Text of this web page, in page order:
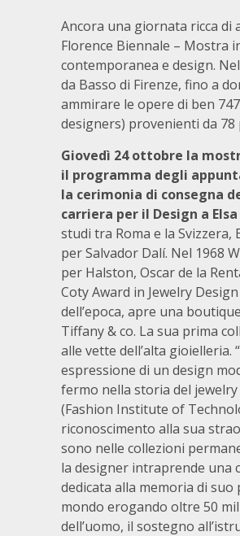
Ancora una giornata ricca di
Florence Biennale – Mostra
contemporanea e design.
da Basso di Firenze, fino a
ammirare le opere di ben
designers) provenienti da
Giovedì 24 ottobre la
il programma degli
la cerimonia di consegna
carriera per il Design a
studi tra Roma e la
per Salvador Dalí. Nel 1968
per Halston, Oscar de la
Coty Award in Jewelry
dell’epoca, apre una
Tiffany & co. La sua prima
alle vette dell’alta gioielleria.
espressione di un design
fermo nella storia del
(Fashion Institute of
riconoscimento alla sua
sono nelle collezioni
la designer intraprende una
dedicata alla memoria di
mondo erogando oltre 50
dell’uomo, il sostegno